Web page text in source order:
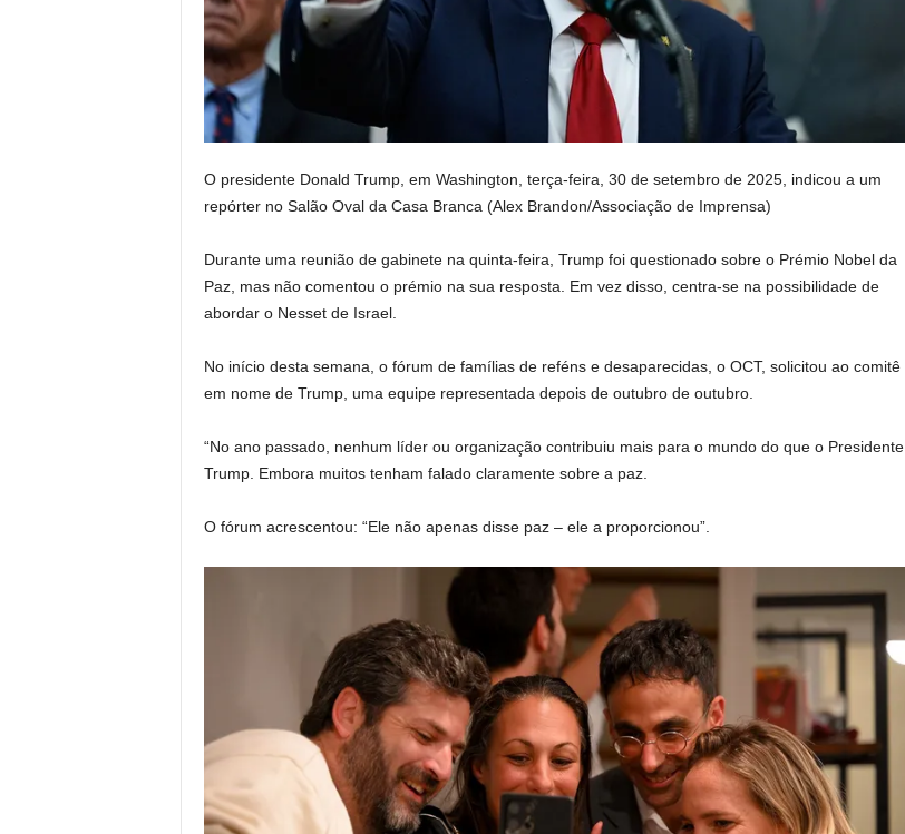
O presidente Donald Trump, em Washington, terça-feira, 30 de setembro de 2025, indicou a um
repórter no Salão Oval da Casa Branca (Alex Brandon/Associação de Imprensa)
Durante uma reunião de gabinete na quinta-feira, Trump foi questionado sobre o Prémio Nobel da
Paz, mas não comentou o prémio na sua resposta. Em vez disso, centra-se na possibilidade de
abordar o Nesset de Israel.
No início desta semana, o fórum de famílias de reféns e desaparecidas, o OCT, solicitou ao comitê
em nome de Trump, uma equipe representada depois de outubro de outubro.
“No ano passado, nenhum líder ou organização contribuiu mais para o mundo do que o Presidente
Trump. Embora muitos tenham falado claramente sobre a paz.
O fórum acrescentou: “Ele não apenas disse paz – ele a proporcionou”.